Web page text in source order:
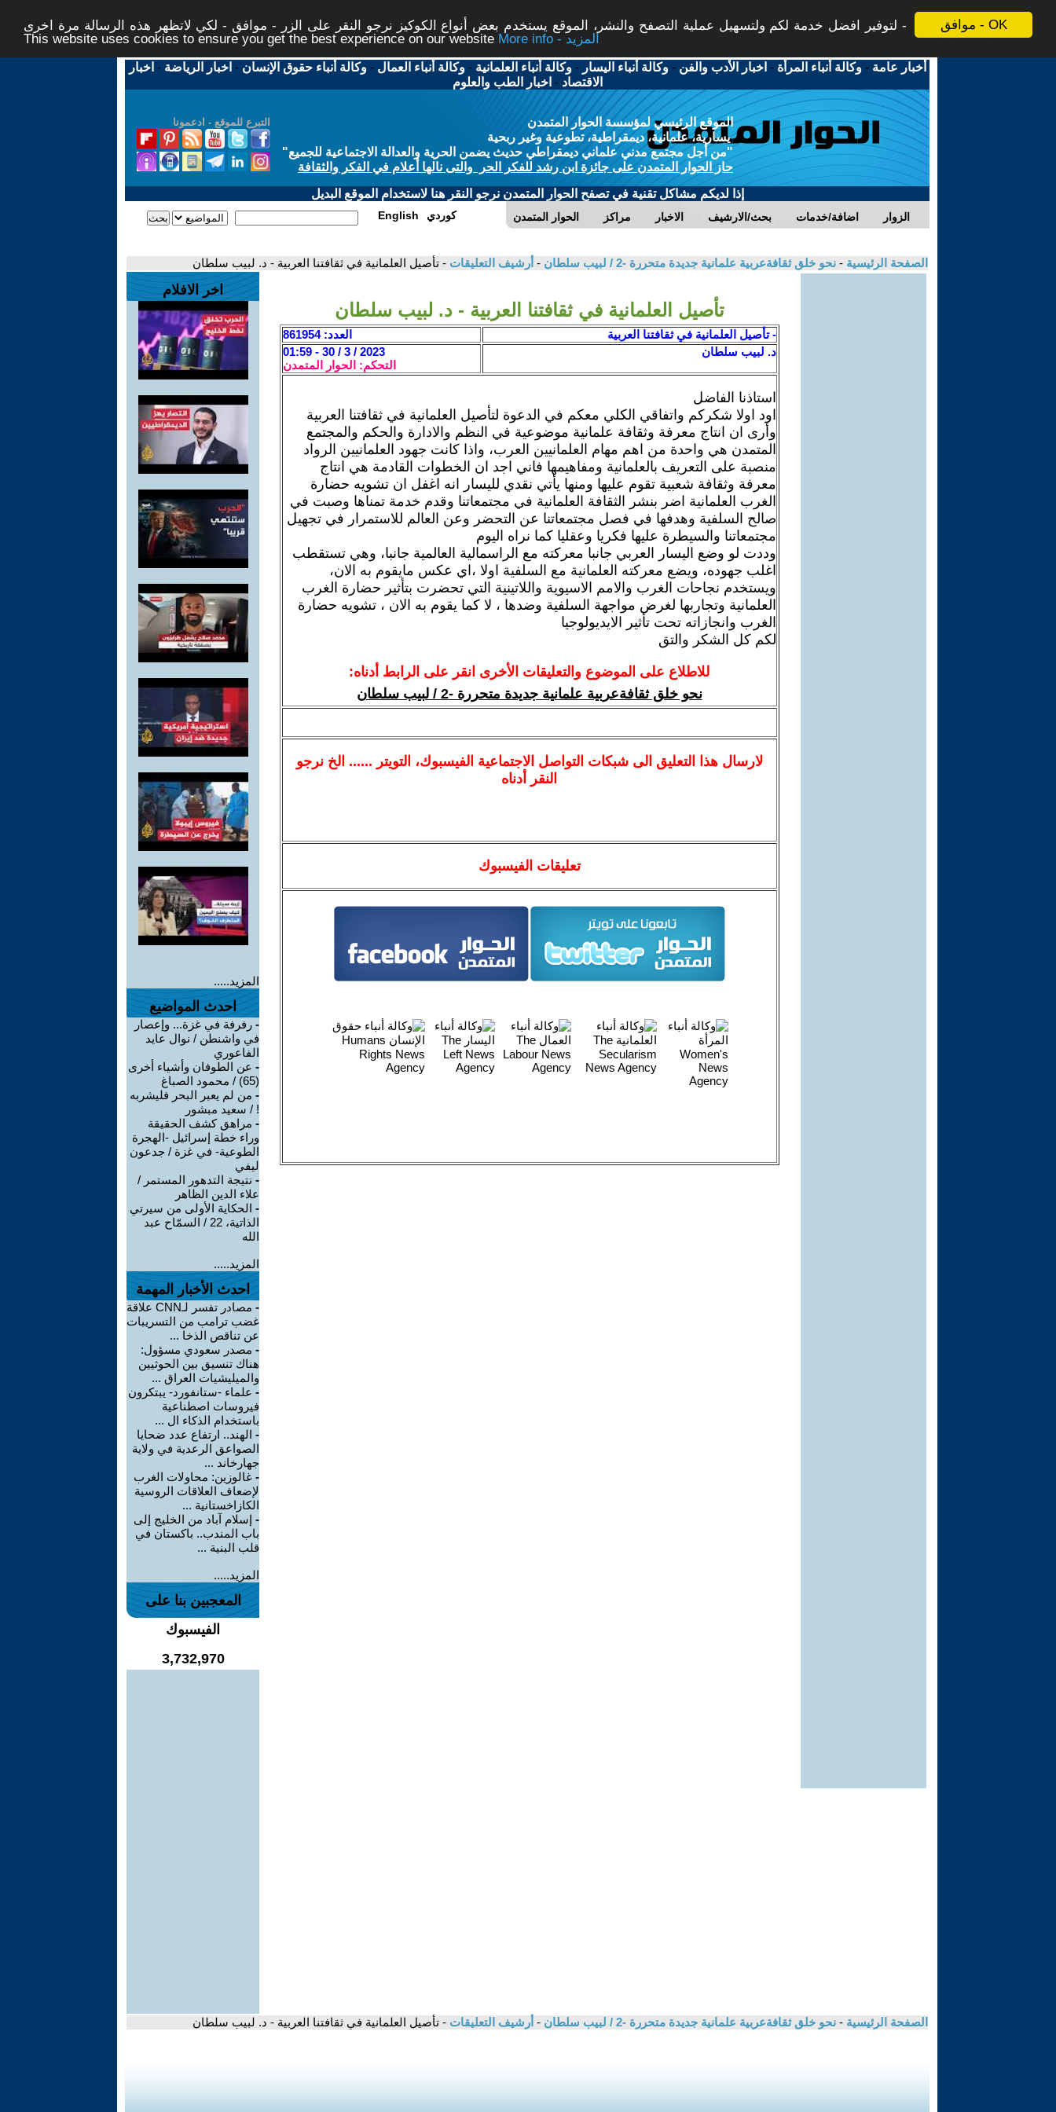
موافق - OK
لتوفير افضل خدمة لكم ولتسهيل عملية التصفح والنشر، الموقع يستخدم بعض أنواع الكوكيز نرجو النقر على الزر - موافق - لكي لاتظهر هذه الرسالة مرة اخرى -
This website uses cookies to ensure you get the best experience on our website
More info - المزيد
أخبار عامة -وكالة أنباء المرأة - اخبار الأدب والفن -وكالة أنباء اليسار -وكالة أنباء العلمانية -وكالة أنباء العمال -وكالة أنباء حقوق الإنسان - اخبار الرياضة - اخبار
الاقتصاد - اخبار الطب والعلوم
التبرع للموقع - ادعمونا
الموقع الرئيسي لمؤسسة الحوار المتمدن
يسارية، علمانية، ديمقراطية، تطوعية وغير ربحية
"من أجل مجتمع مدني علماني ديمقراطي حديث يضمن الحرية والعدالة الاجتماعية للجميع"
حاز الحوار المتمدن على جائزة ابن رشد للفكر الحر والتى نالها أعلام في الفكر والثقافة
إذا لديكم مشاكل تقنية في تصفح الحوار المتمدن نرجو النقر هنا لاستخدام الموقع البديل
الحوار المتمدن مراكز الاخبار بحث/الارشيف اضافة/خدمات الزوار English كوردي
الصفحة الرئيسية - نحو خلق ثقافةعربية علمانية جديدة متحررة -2 / لبيب سلطان - أرشيف التعليقات - تأصيل العلمانية في ثقافتنا العربية - د. لبيب سلطان
تأصيل العلمانية في ثقافتنا العربية - د. لبيب سلطان
- تأصيل العلمانية في ثقافتنا العربية
العدد: 861954
د. لبيب سلطان
2023 / 3 / 30 - 01:59
التحكم: الحوار المتمدن
استاذنا الفاضل
اود اولا شكركم واتفاقي الكلي معكم في الدعوة لتأصيل العلمانية في ثقافتنا العربية
وأرى ان انتاج معرفة وثقافة علمانية موضوعية في النظم والادارة والحكم والمجتمع
المتمدن هي واحدة من اهم مهام العلمانيين العرب، واذا كانت جهود العلمانيين الرواد
منصبة على التعريف بالعلمانية ومفاهيمها فاني اجد ان الخطوات القادمة هي انتاج
معرفة وثقافة شعبية تقوم عليها ومنها يأتي نقدي لليسار انه اغفل ان تشويه حضارة
الغرب العلمانية اضر بنشر الثقافة العلمانية في مجتمعاتنا وقدم خدمة تمناها وصبت في
صالح السلفية وهدفها في فصل مجتمعاتنا عن التحضر وعن العالم للاستمرار في تجهيل
مجتمعاتنا والسيطرة عليها فكريا وعقليا كما نراه اليوم
وددت لو وضع اليسار العربي جانبا معركته مع الراسمالية العالمية جانبا، وهي تستقطب
اغلب جهوده، ويضع معركته العلمانية مع السلفية اولا ،اي عكس مايقوم به الان،
ويستخدم نجاحات الغرب والامم الاسيوية واللاتينية التي تحضرت بتأثير حضارة الغرب
العلمانية وتجاربها لغرض مواجهة السلفية وضدها ، لا كما يقوم به الان ، تشويه حضارة
الغرب وانجازاته تحت تأثير الايديولوجيا
لكم كل الشكر والتق
للاطلاع على الموضوع والتعليقات الأخرى انقر على الرابط أدناه:
نحو خلق ثقافةعربية علمانية جديدة متحررة -2 / لبيب سلطان
لارسالهذا التعليق الى شبكات التواصل الاجتماعية الفيسبوك، التويتر ...... الخ نرجو
النقر أدناه
تعليقات الفيسبوك
اخر الافلام
المزيد.....
احدث المواضيع
- رفرفة في غزة... وإعصار
في واشنطن / نوال عايد
الفاعوري
- عن الطوفان وأشياء أخرى
(65) / محمود الصباغ
- من لم يعبر البحر فليشربه
! / سعيد مبشور
- مراهق كشف الحقيقة
وراء خطة إسرائيل -الهجرة
الطوعية- في غزة / جدعون
ليفي
- نتيجة التدهور المستمر /
علاء الدين الظاهر
- الحكاية الأولى من سيرتي
الذاتية، 22 / السمّاح عبد
الله
المزيد.....
احدث الأخبار المهمة
-
مصادر تفسر لـCNN علاقة
غضب ترامب من التسريبات
عن تناقص الذخا ...
- مصدر سعودي مسؤول:
هناك تنسيق بين الحوثيين
والميليشيات العراق ...
- علماء -ستانفورد- يبتكرون
فيروسات اصطناعية
باستخدام الذكاء ال ...
- الهند.. ارتفاع عدد ضحايا
الصواعق الرعدية في ولاية
جهارخاند ...
- غالوزين: محاولات الغرب
لإضعاف العلاقات الروسية
الكازاخستانية ...
- إسلام آباد من الخليج إلى
باب المندب.. باكستان في
قلب البنية ...
المزيد.....
المعجبين بنا على
الفيسبوك
3,732,970
الصفحة الرئيسية - نحو خلق ثقافةعربية علمانية جديدة متحررة -2 / لبيب سلطان - أرشيف التعليقات - تأصيل العلمانية في ثقافتنا العربية - د. لبيب سلطان